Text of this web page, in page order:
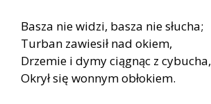
Basza nie widzi, basza nie słucha;
Turban zawiesił nad okiem,
Drzemie i dymy ciągnąc z cybucha,
Okrył się wonnym obłokiem.